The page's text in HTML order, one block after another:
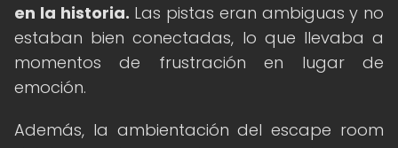
en la historia. Las pistas eran ambiguas y no
estaban bien conectadas, lo que llevaba a
momentos de frustración en lugar de
emoción.
Además, la ambientación del escape room